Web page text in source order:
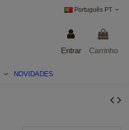
Português PT
Entrar Carrinho
NOVIDADES